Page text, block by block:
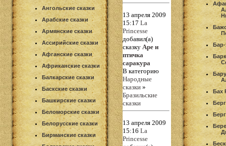
Ангольские сказки
Арабские сказки
Армянские сказки
Ассирийские сказки
Афганские сказки
Африканские сказки
Балкарские сказки
Баскские сказки
Башкирские сказки
Беломорские сказки
Белорусские сказки
Бирманские сказки
13 апреля 2009
15:17 La
Princesse
добавил(а)
сказку Аре и
птичка
саракура
В категорию
Народные
сказки »
Бразильские
сказки
13 апреля 2009
15:16 La
Princesse
Бах